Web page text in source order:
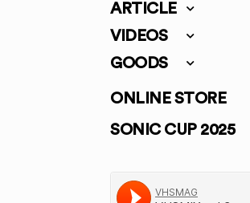
ARTICLE
VIDEOS
GOODS
ONLINE STORE
SONIC CUP 2025